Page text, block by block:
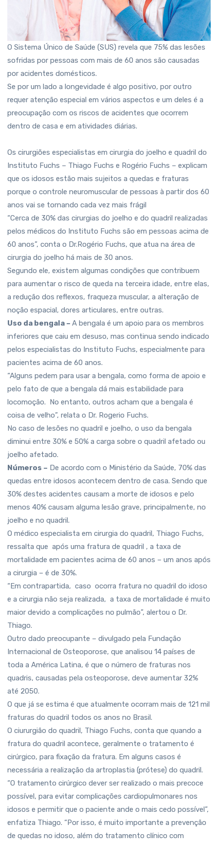
O Sistema Único de Saúde (SUS) revela que 75% das lesões
sofridas por pessoas com mais de 60 anos são causadas
por acidentes domésticos.
Se por um lado a longevidade é algo positivo, por outro
requer atenção especial em vários aspectos e um deles é a
preocupação com os riscos de acidentes que ocorrem
dentro de casa e em atividades diárias.
Os cirurgiões especialistas em cirurgia do joelho e quadril do
Instituto Fuchs – Thiago Fuchs e Rogério Fuchs – explicam
que os idosos estão mais sujeitos a quedas e fraturas
porque o controle neuromuscular de pessoas à partir dos 60
anos vai se tornando cada vez mais frágil
“Cerca de 30% das cirurgias do joelho e do quadril realizadas
pelos médicos do Instituto Fuchs são em pessoas acima de
60 anos”, conta o Dr.Rogério Fuchs, que atua na área de
cirurgia do joelho há mais de 30 anos.
Segundo ele, existem algumas condições que contribuem
para aumentar o risco de queda na terceira idade, entre elas,
a redução dos reflexos, fraqueza muscular, a alteração de
noção espacial, dores articulares, entre outras.
Uso da bengala – A bengala é um apoio para os membros
inferiores que caiu em desuso, mas continua sendo indicado
pelos especialistas do Instituto Fuchs, especialmente para
pacientes acima de 60 anos.
“Alguns pedem para usar a bengala, como forma de apoio e
pelo fato de que a bengala dá mais estabilidade para
locomoção. No entanto, outros acham que a bengala é
coisa de velho”, relata o Dr. Rogerio Fuchs.
No caso de lesões no quadril e joelho, o uso da bengala
diminui entre 30% e 50% a carga sobre o quadril afetado ou
joelho afetado.
Números – De acordo com o Ministério da Saúde, 70% das
quedas entre idosos acontecem dentro de casa. Sendo que
30% destes acidentes causam a morte de idosos e pelo
menos 40% causam alguma lesão grave, principalmente, no
joelho e no quadril.
O médico especialista em cirurgia do quadril, Thiago Fuchs,
ressalta que após uma fratura de quadril , a taxa de
mortalidade em pacientes acima de 60 anos – um anos após
a cirurgia – é de 30%.
“Em contrapartida, caso ocorra fratura no quadril do idoso
e a cirurgia não seja realizada, a taxa de mortalidade é muito
maior devido a complicações no pulmão”, alertou o Dr.
Thiago.
Outro dado preocupante – divulgado pela Fundação
Internacional de Osteoporose, que analisou 14 países de
toda a América Latina, é que o número de fraturas nos
quadris, causadas pela osteoporose, deve aumentar 32%
até 2050.
O que já se estima é que atualmente ocorram mais de 121 mil
fraturas do quadril todos os anos no Brasil.
O ciururgião do quadril, Thiago Fuchs, conta que quando a
fratura do quadril acontece, geralmente o tratamento é
cirúrgico, para fixação da fratura. Em alguns casos é
necessária a realização da artroplastia (prótese) do quadril.
“O tratamento cirúrgico dever ser realizado o mais precoce
possível, para evitar complicações cardiopulmonares nos
idosos e permitir que o paciente ande o mais cedo possível”,
enfatiza Thiago. “Por isso, é muito importante a prevenção
de quedas no idoso, além do tratamento clínico com